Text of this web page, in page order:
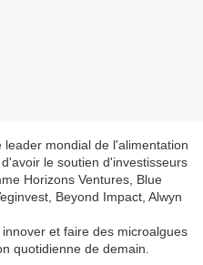
mondial de l'alimentation
le soutien d'investisseurs
Horizons Ventures, Blue
Beyond Impact, Alwyn
et faire des microalgues
quotidienne de demain.